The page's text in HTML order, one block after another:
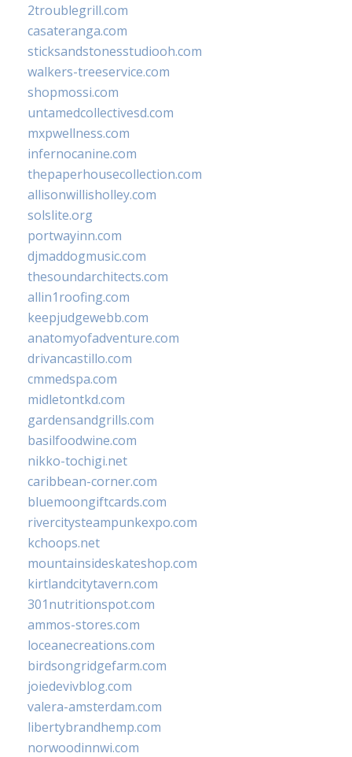
2troublegrill.com
casateranga.com
sticksandstonesstudiooh.com
walkers-treeservice.com
shopmossi.com
untamedcollectivesd.com
mxpwellness.com
infernocanine.com
thepaperhousecollection.com
allisonwillisholley.com
solslite.org
portwayinn.com
djmaddogmusic.com
thesoundarchitects.com
allin1roofing.com
keepjudgewebb.com
anatomyofadventure.com
drivancastillo.com
cmmedspa.com
midletontkd.com
gardensandgrills.com
basilfoodwine.com
nikko-tochigi.net
caribbean-corner.com
bluemoongiftcards.com
rivercitysteampunkexpo.com
kchoops.net
mountainsideskateshop.com
kirtlandcitytavern.com
301nutritionspot.com
ammos-stores.com
loceanecreations.com
birdsongridgefarm.com
joiedevivblog.com
valera-amsterdam.com
libertybrandhemp.com
norwoodinnwi.com